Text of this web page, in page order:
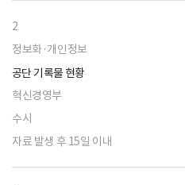
2
정보화·개인정보
공단 기록물 현황
혁신경영부
수시
자료 발생 후 15일 이내